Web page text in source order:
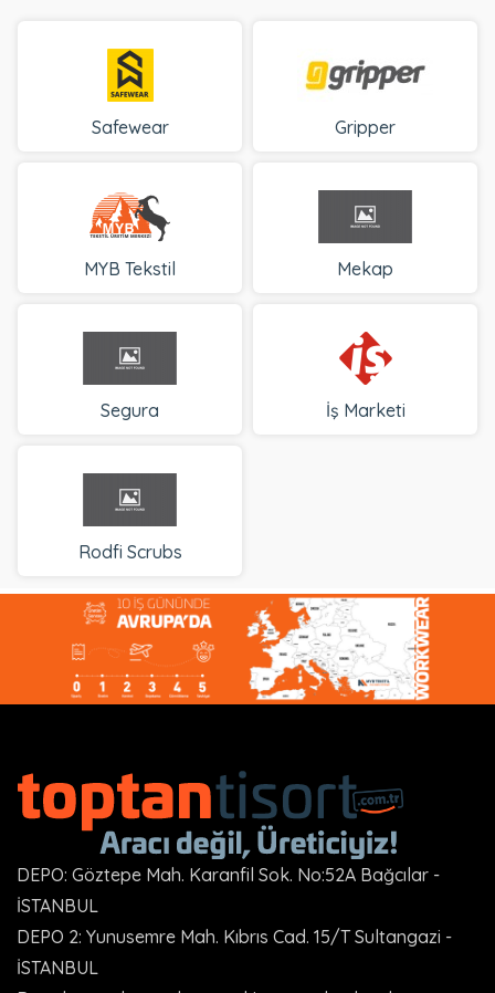
Safewear Gripper
MYB Tekstil Mekap
Segura İş Marketi
Rodfi Scrubs
DEPO: Göztepe Mah. Karanfil Sok. No:52A Bağcılar -
İSTANBUL
DEPO 2: Yunusemre Mah. Kıbrıs Cad. 15/T Sultangazi -
İSTANBUL